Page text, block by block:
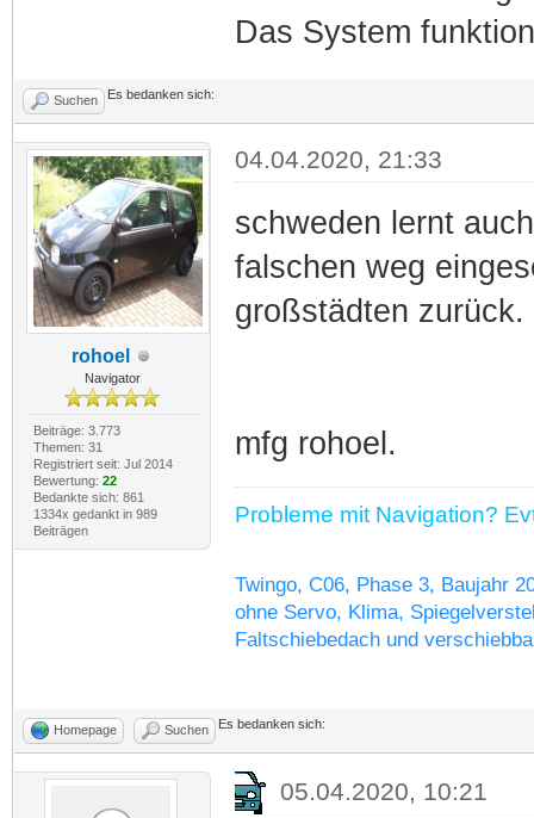
Das System
Suchen Es bedanken sich:
rohoel
Navigator
Beiträge: 3.773
Themen: 31
Registriert seit: Jul 2014
Bewertung: 22
Bedankte sich: 861
1334x gedankt in 989
Beiträgen
04.04.2020, 21:33
schweden lernt
falschen weg
großstädten zurück.
mfg rohoel.
Probleme mit Navigation?
Twingo, C06, Phase 3, Baujahr
ohne Servo, Klima,
Faltschiebedach und
Homepage Suchen Es bedanken sich:
05.04.2020, 10:21